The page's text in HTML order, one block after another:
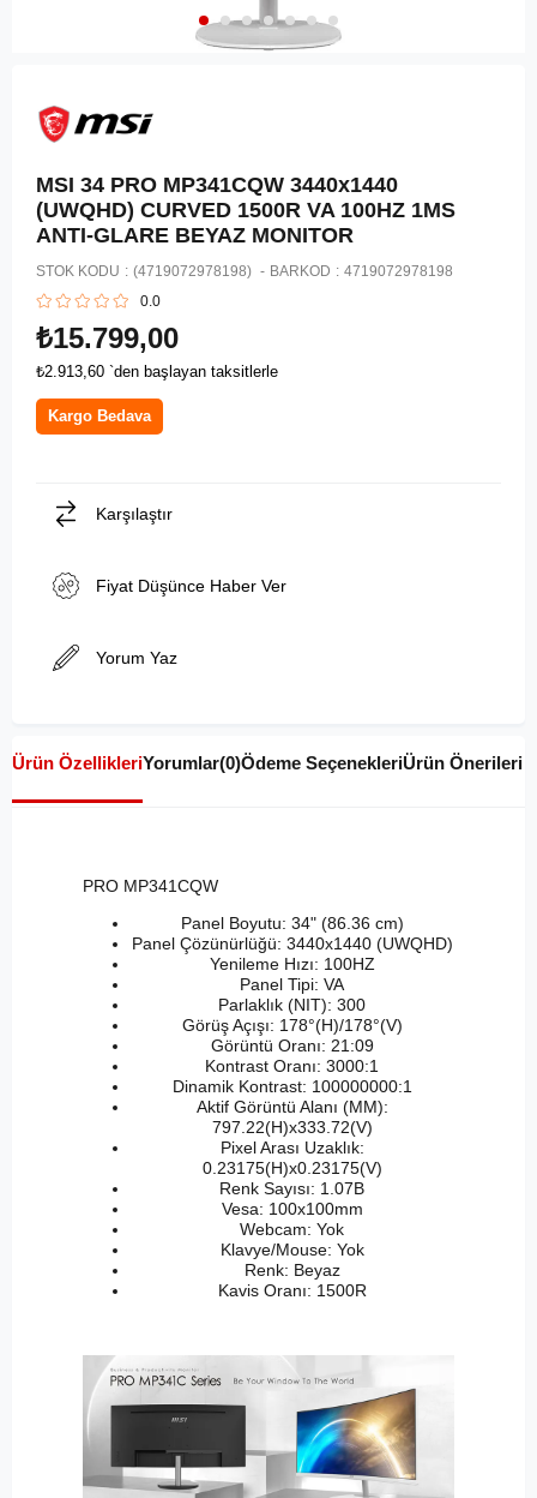
MSI 34 PRO MP341CQW 3440x1440
(UWQHD) CURVED 1500R VA 100HZ 1MS
ANTI-GLARE BEYAZ MONITOR
STOK KODU (4719072978198) BARKOD : 4719072978198
0.0
₺15.799,00
₺2.913,60 `den başlayan taksitlerle
Kargo Bedava
Karşılaştır
Fiyat Düşünce Haber Ver
Yorum Yaz
Ürün ÖzellikleriYorumlar(0)Ödeme SeçenekleriÜrün Önerileri
PRO MP341CQW
Panel Boyutu: 34" (86.36 cm)
Panel Çözünürlüğü: 3440x1440 (UWQHD)
Yenileme Hızı: 100HZ
Panel Tipi: VA
Parlaklık (NIT): 300
Görüş Açışı: 178°(H)/178°(V)
Görüntü Oranı: 21:09
Kontrast Oranı: 3000:1
Dinamik Kontrast: 100000000:1
Aktif Görüntü Alanı (MM):
797.22(H)x333.72(V)
Pixel Arası Uzaklık:
0.23175(H)x0.23175(V)
Renk Sayısı: 1.07B
Vesa: 100x100mm
Webcam: Yok
Klavye/Mouse: Yok
Renk: Beyaz
Kavis Oranı: 1500R